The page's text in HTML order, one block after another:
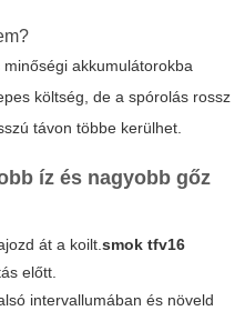
akkumulátorokba
költség, de a spórolás rossz
távon többe kerülhet.
íz és nagyobb gőz
át a koilt.smok tfv16
előtt.
intervallumában és növeld